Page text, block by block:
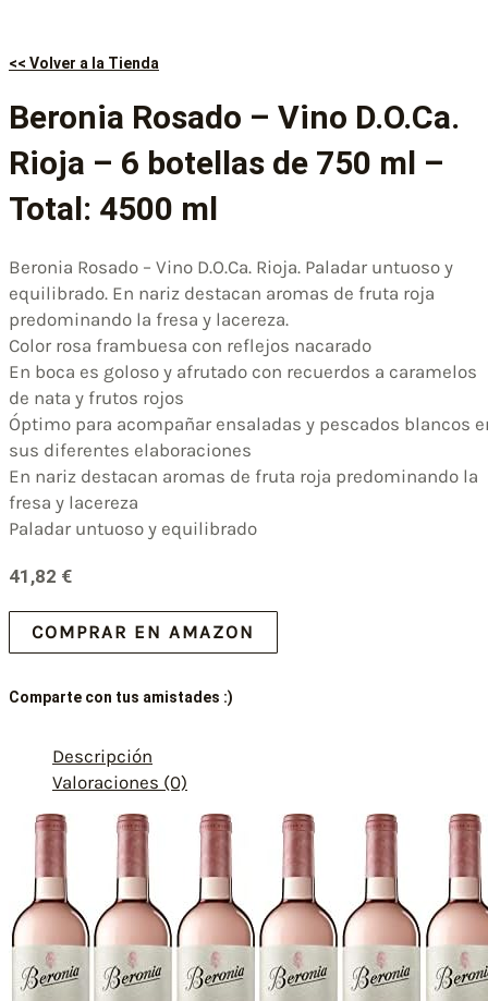
<< Volver a la Tienda
Beronia Rosado – Vino D.O.Ca.
Rioja – 6 botellas de 750 ml –
Total: 4500 ml
Beronia Rosado – Vino D.O.Ca. Rioja. Paladar untuoso y
equilibrado. En nariz destacan aromas de fruta roja
predominando la fresa y lacereza.
Color rosa frambuesa con reflejos nacarado
En boca es goloso y afrutado con recuerdos a caramelos
de nata y frutos rojos
Óptimo para acompañar ensaladas y pescados blancos
sus diferentes elaboraciones
En nariz destacan aromas de fruta roja predominando la
fresa y lacereza
Paladar untuoso y equilibrado
41,82 €
COMPRAR EN AMAZON
Comparte con tus amistades :)
Descripción
Valoraciones (0)